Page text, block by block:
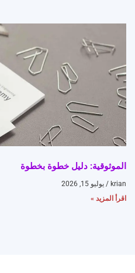
الموثوقية: دليل خطوة بخطوة
krian
يوليو 15, 2026
اقرأ المزيد »